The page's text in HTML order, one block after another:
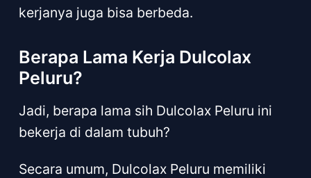
kerjanya juga bisa berbeda.
Berapa Lama Kerja Dulcolax
Peluru?
Jadi, berapa lama sih Dulcolax Peluru ini
bekerja di dalam tubuh?
Secara umum, Dulcolax Peluru memiliki